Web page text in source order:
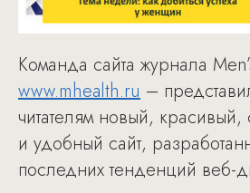
Команда сайта журнала
www.mhealth.ru –
читателям новый,
и удобный сайт,
последних тенденций веб-